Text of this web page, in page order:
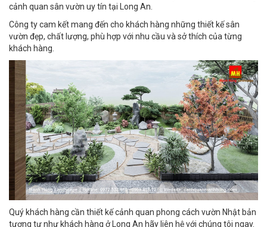
cảnh quan sân vườn uy tín tại Long An.
Công ty cam kết mang đến cho khách hàng những thiết kế sân
vườn đẹp, chất lượng, phù hợp với nhu cầu và sở thích của từng
khách hàng.
Quý khách hàng cần thiết kế cảnh quan phong cách vườn Nhật bản
tương tự như khách hàng ở Long An hãy liên hệ với chúng tôi ngay.